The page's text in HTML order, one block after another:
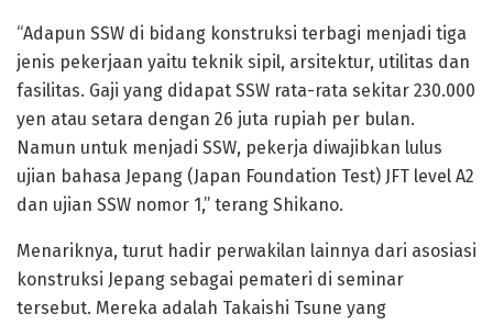
“Adapun SSW di bidang konstruksi terbagi menjadi tiga
jenis pekerjaan yaitu teknik sipil, arsitektur, utilitas dan
fasilitas. Gaji yang didapat SSW rata-rata sekitar 230.000
yen atau setara dengan 26 juta rupiah per bulan.
Namun untuk menjadi SSW, pekerja diwajibkan lulus
ujian bahasa Jepang (Japan Foundation Test) JFT level A2
dan ujian SSW nomor 1,” terang Shikano.
Menariknya, turut hadir perwakilan lainnya dari asosiasi
konstruksi Jepang sebagai pemateri di seminar
tersebut. Mereka adalah Takaishi Tsune yang